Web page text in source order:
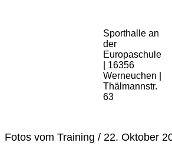
Sporthalle an
der
Europaschule
| 16356
Werneuchen |
Thälmannstr.
63
Fotos vom Training / 22. Oktober